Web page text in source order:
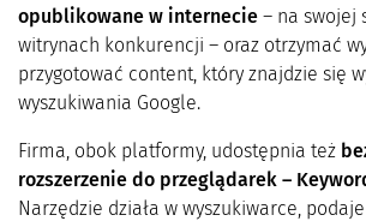
opublikowane w internecie – na swojej
witrynach konkurencji – oraz otrzymać
przygotować content, który znajdzie się
wyszukiwania Google.
Firma, obok platformy, udostępnia też
rozszerzenie do przeglądarek –
Narzędzie działa w wyszukiwarce,